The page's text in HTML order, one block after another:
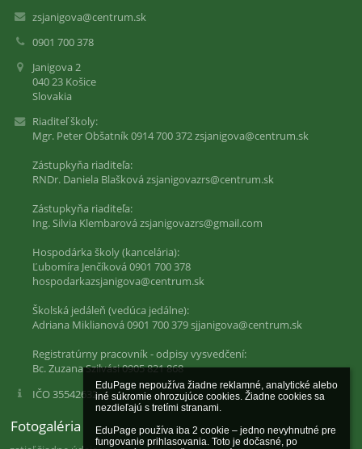
EduPage nepoužíva žiadne reklamné, analytické alebo
iné súkromie ohrozujúce cookies. Žiadne cookies sa
nezdieľajú s tretími stranami.
EduPage používa iba 2 cookie – jedno nevyhnutné pre
fungovanie prihlasovania. Toto je dočasné, po
zsjanigova@centrum.sk
0901 700 378
Janigova 2
040 23 Košice
Slovakia
Riaditeľ školy:
Mgr. Peter Obšatník 0914 700 372 zsjanigova@centrum.sk
Zástupkyňa riaditeľa:
RNDr. Daniela Blašková zsjanigovazrs@centrum.sk
Zástupkyňa riaditeľa:
Ing. Silvia Klembarová zsjanigovazrs@gmail.com
Hospodárka školy (kancelária):
Ľubomíra Jenčíková 0901 700 378
hospodarkazsjanigova@centrum.sk
Školská jedáleň (vedúca jedálne):
Adriana Miklianová 0901 700 379 sjjanigova@centrum.sk
Registratúrny pracovník - odpisy vysvedčení:
Bc. Zuzana Szilvási 0905 821 868
IČO 35542632
Fotogaléria